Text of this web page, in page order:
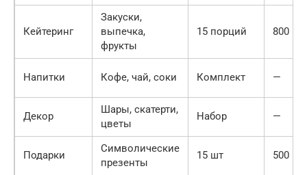
Кейтеринг
Закуски,
выпечка,
фрукты
15 порций 800
Напитки Кофе, чай, соки Комплект —
Декор
Шары, скатерти,
цветы
Набор —
Подарки
Символические
презенты
15 шт 500